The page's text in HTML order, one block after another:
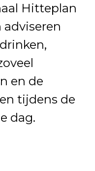
Hitteplan
en de
tijdens de
dag.